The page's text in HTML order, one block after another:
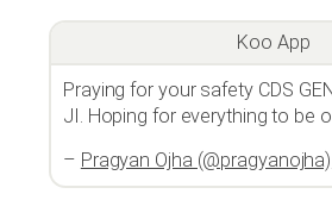
Koo App
Praying for your safety CDS
JI. Hoping for everything to be
– Pragyan Ojha (@pragyanojha)